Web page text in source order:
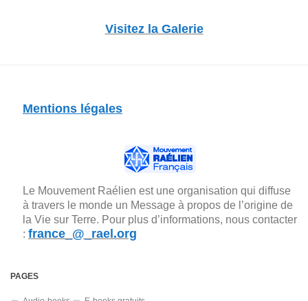
Visitez la Galerie
Mentions légales
Le Mouvement Raélien est une organisation qui diffuse
à travers le monde un Message à propos de l’origine de
la Vie sur Terre. Pour plus d’informations, nous contacter
: france_@_rael.org
PAGES